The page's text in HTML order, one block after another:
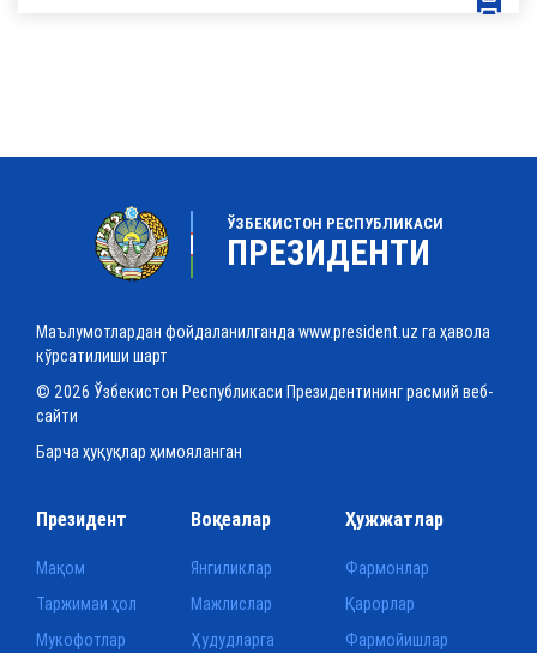
ЎЗБЕКИСТОН РЕСПУБЛИКАСИ
ПРЕЗИДЕНТИ
Маълумотлардан фойдаланилганда www.president.uz га ҳавола
кўрсатилиши шарт
© 2026 Ўзбекистон Республикаси Президентининг расмий веб-
сайти
Барча ҳуқуқлар ҳимояланган
Президент
Мақом
Таржимаи ҳол
Мукофотлар
Воқеалар
Янгиликлар
Мажлислар
Ҳудудларга
Ҳужжатлар
Фармонлар
Қарорлар
Фармойишлар